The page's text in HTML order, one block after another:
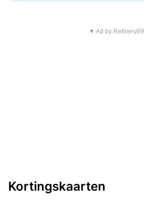
▼ Ad by Refinery89
Kortingskaarten